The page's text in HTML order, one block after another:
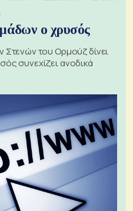
ο χρυσός
Στενών του Ορμούζ δίνει
συνεχίζει ανοδικά